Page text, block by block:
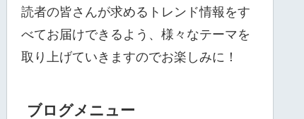
読者の皆さんが求めるトレンド情報をす
べてお届けできるよう、様々なテーマを
取り上げていきますのでお楽しみに！
ブログメニュー